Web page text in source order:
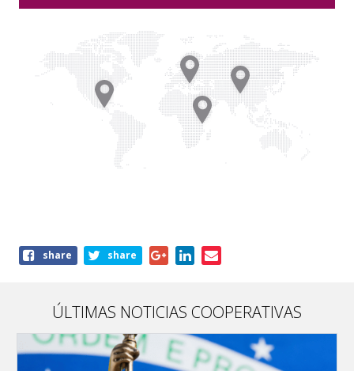
Shareshare share
ÚLTIMAS NOTICIAS COOPERATIVAS